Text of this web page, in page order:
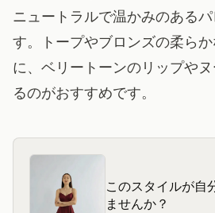
ニュートラルで温かみのある
す。トープやブロンズの柔ら
に、ベリートーンのリップや
るのがおすすめです。
このスタイルが自
ませんか？